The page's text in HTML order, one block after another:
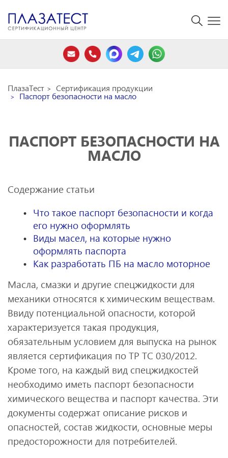
ПлазаТест Сертификация продукции
Паспорт безопасности на масло
ПАСПОРТ БЕЗОПАСНОСТИ НА
МАСЛО
Содержание статьи
Что такое паспорт безопасности и когда
его нужно оформлять
Виды масел, на которые нужно
оформлять паспорта
Как разработать ПБ на масло моторное
Масла, смазки и другие спецжидкости для
механики относятся к химическим веществам.
Ввиду потенциальной опасности, которой
характеризуется такая продукция,
обязательным условием для выпуска на рынок
является сертификация по ТР ТС 030/2012.
Кроме того, на каждый вид спецжидкостей
необходимо иметь паспорт безопасности
химического вещества и паспорт качества. Эти
документы содержат описание рисков и
опасностей, состав жидкости, основные меры
предосторожности для потребителей.